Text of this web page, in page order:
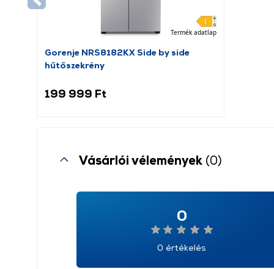
Termék adatlap
Gorenje NRS8182KX Side by side
hűtőszekrény
199 999 Ft
Vásárlói vélemények (0)
0
0 értékelés